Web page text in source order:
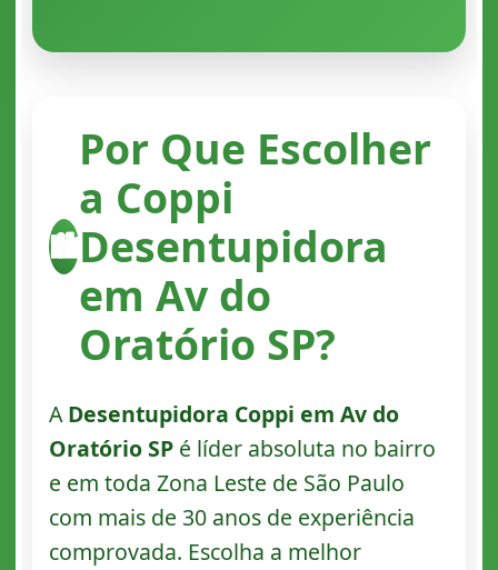
🏙️
Por Que Escolher
a Coppi
Desentupidora
em Av do
Oratório SP?
ADesentupidora Coppi em Av do
Oratório SPé líder absoluta no bairro
e em toda Zona Leste de São Paulo
com mais de 30 anos de experiência
comprovada. Escolha a melhor